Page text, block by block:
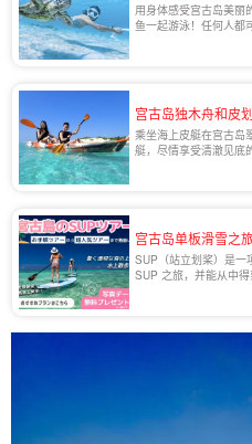
用身体感受宫古岛美丽
鱼一起游泳！任何人都
宫古岛独木舟和皮
乘坐海上皮艇在宫古岛
艇，尽情享受清澈见底
宫古岛单板滑雪之
SUP（站立划桨）是一
SUP 之旅，并能从中得